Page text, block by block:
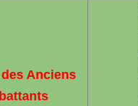
Anciens